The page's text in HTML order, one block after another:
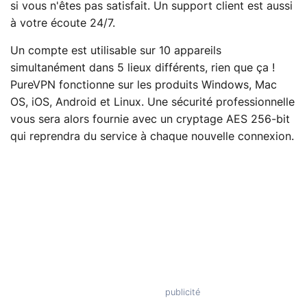
si vous n'êtes pas satisfait. Un support client est aussi
à votre écoute 24/7.
Un compte est utilisable sur 10 appareils
simultanément dans 5 lieux différents, rien que ça !
PureVPN fonctionne sur les produits Windows, Mac
OS, iOS, Android et Linux. Une sécurité professionnelle
vous sera alors fournie avec un cryptage AES 256-bit
qui reprendra du service à chaque nouvelle connexion.